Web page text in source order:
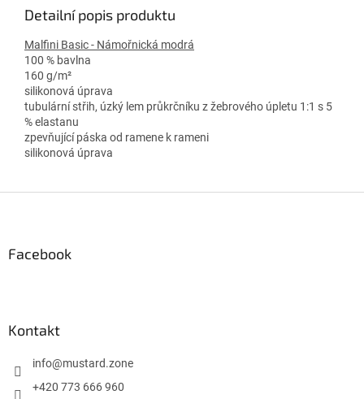
Detailní popis produktu
Malfini Basic - Námořnická modrá
100 % bavlna
160 g/m²
silikonová úprava
tubulární střih, úzký lem průkrčníku z žebrového úpletu 1:1 s 5
% elastanu
zpevňující páska od ramene k rameni
silikonová úprava
Facebook
Kontakt
info@mustard.zone
+420 773 666 960